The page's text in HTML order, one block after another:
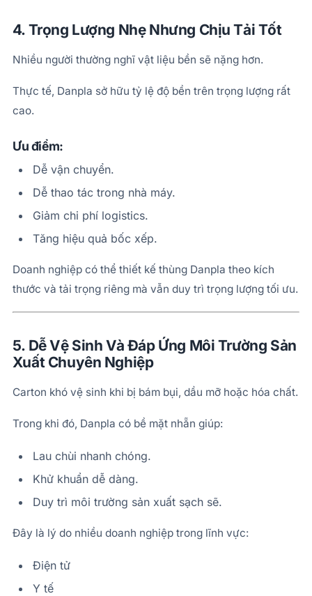
4. Trọng Lượng Nhẹ Nhưng Chịu Tải Tốt
Nhiều người thường nghĩ vật liệu bền sẽ nặng hơn.
Thực tế, Danpla sở hữu tỷ lệ độ bền trên trọng lượng rất
cao.
Ưu điểm:
Dễ vận chuyển.
Dễ thao tác trong nhà máy.
Giảm chi phí logistics.
Tăng hiệu quả bốc xếp.
Doanh nghiệp có thể thiết kế thùng Danpla theo kích
thước và tải trọng riêng mà vẫn duy trì trọng lượng tối ưu.
5. Dễ Vệ Sinh Và Đáp Ứng Môi Trường Sản
Xuất Chuyên Nghiệp
Carton khó vệ sinh khi bị bám bụi, dầu mỡ hoặc hóa chất.
Trong khi đó, Danpla có bề mặt nhẵn giúp:
Lau chùi nhanh chóng.
Khử khuẩn dễ dàng.
Duy trì môi trường sản xuất sạch sẽ.
Đây là lý do nhiều doanh nghiệp trong lĩnh vực:
Điện tử
Y tế